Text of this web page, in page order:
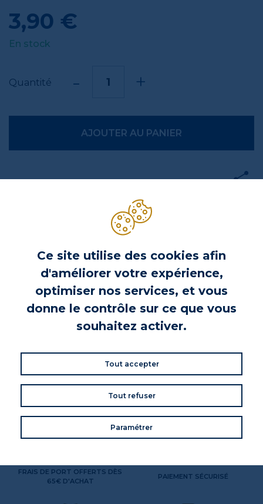
Ce site utilise des cookies afin
d'améliorer votre expérience,
optimiser nos services, et vous
donne le contrôle sur ce que vous
souhaitez activer.
Tout accepter
Tout refuser
Paramétrer
entre la douceur sucrée de la pomme et une pointe d'acidité
rafraîchissante. Que ce soit pour accompagner un quatre-
heures gourmand ou pour s'hydrater sainement après une
engagé localement.
3,90 €
En stock
Quantité - +
AJOUTER AU PANIER
INFORMATIONS PRODUIT
VOS AVIS Donnez votre avis
Commentaires (0)
DE LA MÊME MARQUE
FRAIS DE PORT OFFERTS DÈS
65€ D'ACHAT
PAIEMENT SÉCURISÉ